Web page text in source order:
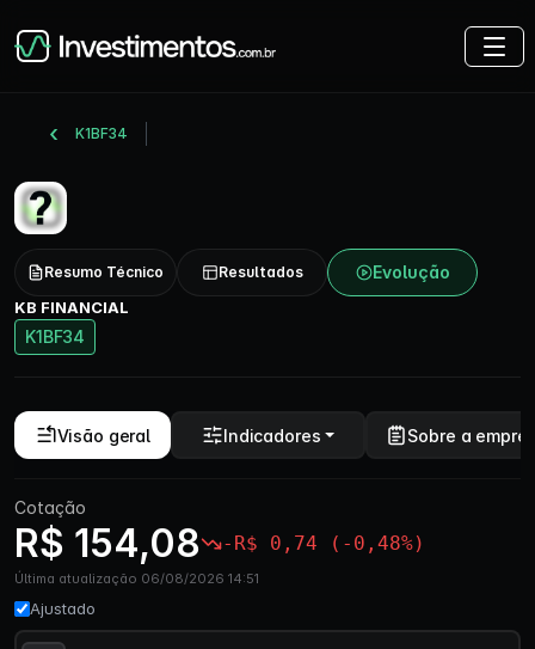
K1BF34
Resumo Técnico Resultados Evolução
KB FINANCIAL
K1BF34
Visão geral Indicadores Sobre a
Cotação
R$ 154,08 -R$ 0,74 (-0,48%)
Última atualização 06/08/2026 14:51
Ajustado